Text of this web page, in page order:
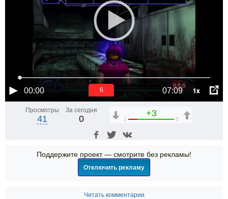
00:00 07:09 1x
6
Просмотры
41
За сегодня
0
+3
2 5
Поддержите проект — смотрите без рекламы!
Отключить рекламу
Читать комментарии